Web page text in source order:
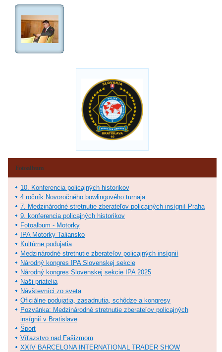
Fotoalbum
10. Konferencia policajných historikov
4.ročník Novoročného bowlingového turnaja
7. Medzinárodné stretnutie zberateľov policajných insígnií Praha
9. konferencia policajných historikov
Fotoalbum - Motorky
IPA Motorky Taliansko
Kultúrne podujatia
Medzinárodné stretnutie zberateľov policajných insígnií
Národný kongres IPA Slovenskej sekcie
Národný kongres Slovenskej sekcie IPA 2025
Naši priatelia
Návštevníci zo sveta
Oficiálne podujatia, zasadnutia, schôdze a kongresy
Pozvánka: Medzinárodné stretnutie zberateľov policajných
insígnií v Bratislave
Šport
Víťazstvo nad Fašizmom
XXIV BARCELONA INTERNATIONAL TRADER SHOW